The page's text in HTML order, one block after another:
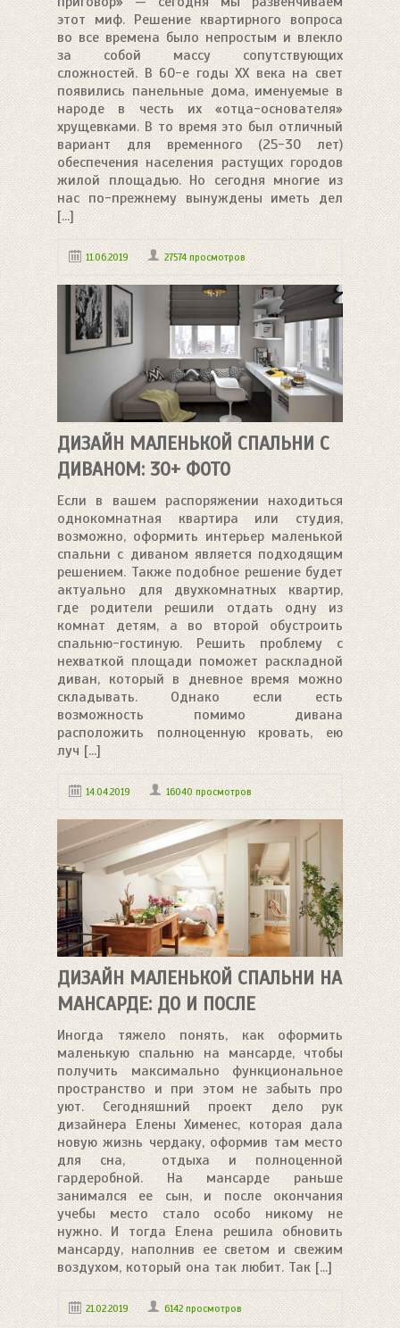
этот миф. Решение квартирного вопроса
во все времена было непростым и влекло
за собой массу сопутствующих
сложностей. В 60-е годы ХХ века на свет
появились панельные дома, именуемые в
народе в честь их «отца-основателя»
хрущевками. В то время это был отличный
вариант для временного (25-30 лет)
обеспечения населения растущих городов
жилой площадью. Но сегодня многие из
нас по-прежнему вынуждены иметь дел
[...]
11.06.2019 27574 просмотров
ДИЗАЙН МАЛЕНЬКОЙ СПАЛЬНИ С
ДИВАНОМ: 30+ ФОТО
Если в вашем распоряжении находиться
однокомнатная квартира или студия,
возможно, оформить интерьер маленькой
спальни с диваном является подходящим
решением. Также подобное решение будет
актуально для двухкомнатных квартир,
где родители решили отдать одну из
комнат детям, а во второй обустроить
спальню-гостиную. Решить проблему с
нехваткой площади поможет раскладной
диван, который в дневное время можно
складывать. Однако если есть
возможность помимо дивана
расположить полноценную кровать, ею
луч [...]
14.04.2019 16040 просмотров
ДИЗАЙН МАЛЕНЬКОЙ СПАЛЬНИ НА
МАНСАРДЕ: ДО И ПОСЛЕ
Иногда тяжело понять, как оформить
маленькую спальню на мансарде, чтобы
получить максимально функциональное
пространство и при этом не забыть про
уют. Сегодняшний проект дело рук
дизайнера Елены Хименес, которая дала
новую жизнь чердаку, оформив там место
для сна, отдыха и полноценной
гардеробной. На мансарде раньше
занимался ее сын, и после окончания
учебы место стало особо никому не
нужно. И тогда Елена решила обновить
мансарду, наполнив ее светом и свежим
воздухом, который она так любит. Так [...]
21.02.2019 6142 просмотров